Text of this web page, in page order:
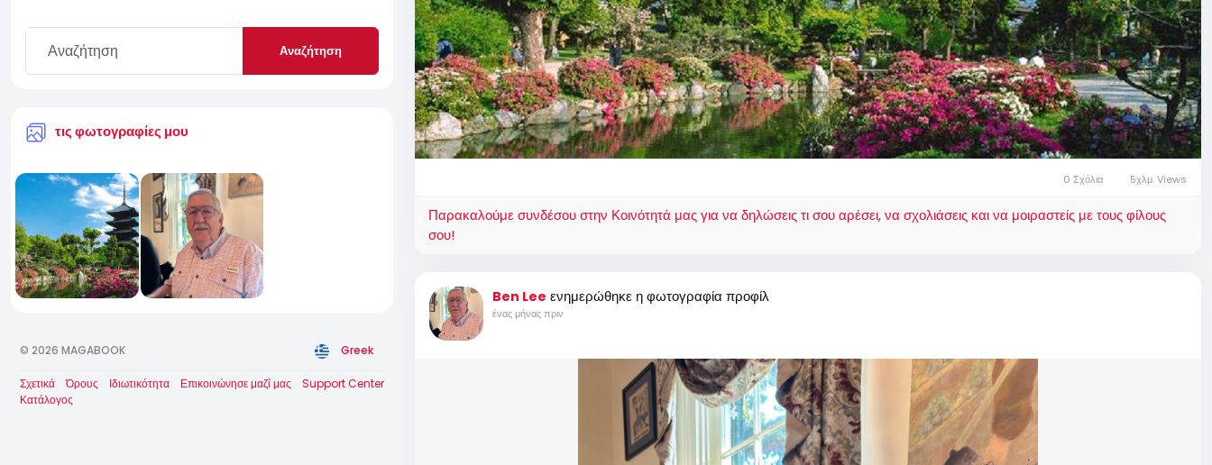
Αναζήτηση
τις φωτογραφίες μου
© 2026 MAGABOOK Greek
Σχετικά Όρους Ιδιωτικότητα Επικοινώνησε μαζί μας
Support Center
Κατάλογος
0 Σχόλια 5χλμ. Views
Παρακαλούμε συνδέσου στην Κοινότητά μας για να δηλώσεις τι σου αρέσει, να σχολιάσεις και να μοιραστείς με τους φίλους
σου!
Ben Lee ενημερώθηκε η φωτογραφία προφίλ
ένας μήνας πριν